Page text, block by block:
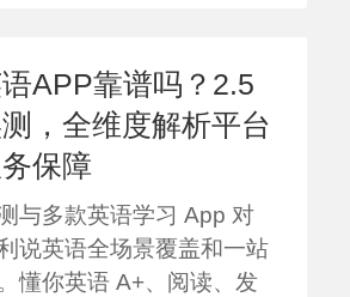
APP靠谱吗？2.5
，全维度解析平台
保障
与多款英语学习 App 对
说英语全场景覆盖和一站
懂你英语 A+、阅读、发